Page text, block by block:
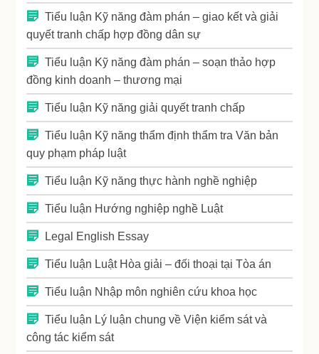
Tiểu luận Kỹ năng đàm phán – giao kết và giải
quyết tranh chấp hợp đồng dân sự
Tiểu luận Kỹ năng đàm phán – soạn thảo hợp
đồng kinh doanh – thương mại
Tiểu luận Kỹ năng giải quyết tranh chấp
Tiểu luận Kỹ năng thẩm định thẩm tra Văn bản
quy phạm pháp luật
Tiểu luận Kỹ năng thực hành nghề nghiệp
Tiểu luận Hướng nghiệp nghề Luật
Legal English Essay
Tiểu luận Luật Hòa giải – đối thoại tại Tòa án
Tiểu luận Nhập môn nghiên cứu khoa học
Tiểu luận Lý luận chung về Viện kiểm sát và
công tác kiểm sát